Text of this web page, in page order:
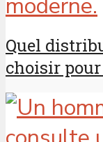
Quel
choisir pour